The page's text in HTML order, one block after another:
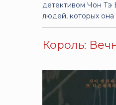
детективом Чон Тэ
людей, которых она
Король: